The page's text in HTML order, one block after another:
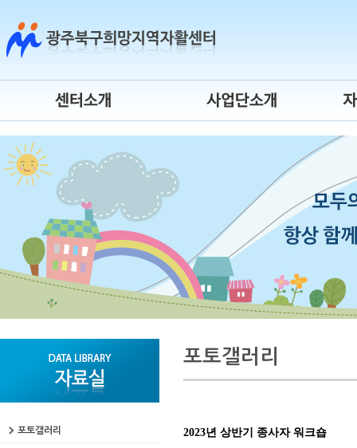
센터연혁
센터장 인사말
조직도
운영위원회
오시는 길
센터 로고
청년자립도전
게이트웨이
시간제 자활근로
자활사업 안내
포토갤러리
포토갤러리
2023년 상반기 종사자 워크숍